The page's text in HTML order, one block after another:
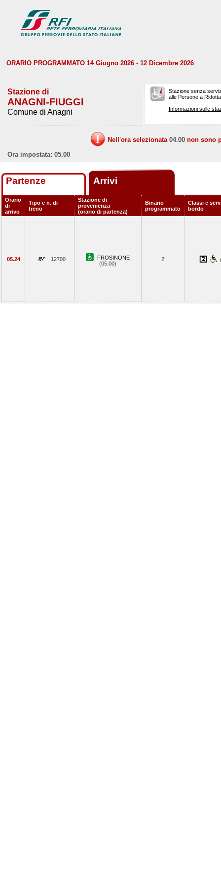
ORARIO PROGRAMMATO 14 Giugno 2026 - 12 Dicembre 2026
Stazione di
ANAGNI-FIUGGI
Comune di Anagni
Stazione senza
alle Persone a
Informazioni sulle
Nell'ora selezionata 04.00 non sono
Ora impostata: 05.00
Partenze Arrivi
Orario
di
arrivo
Tipo e n. di
treno
Stazione di
provenienza
(orario di partenza)
Binario
programmato
Classi e
bordo
05.24 12700
FROSINONE
(05.00)
2